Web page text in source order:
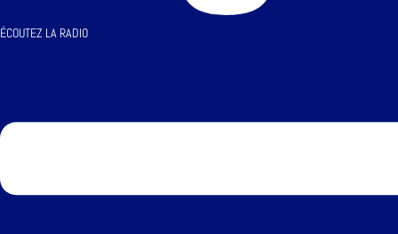
ÉCOUTEZ LA RADIO